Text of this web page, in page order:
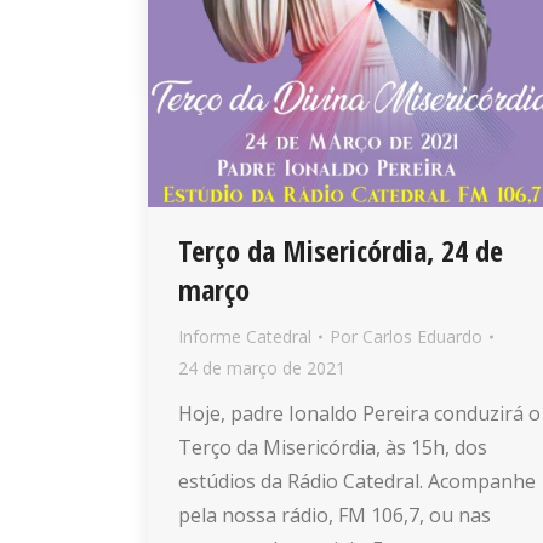
Terço da Misericórdia, 24 de
março
Informe Catedral Por Carlos Eduardo
24 de março de 2021
Hoje, padre Ionaldo Pereira conduzirá o
Terço da Misericórdia, às 15h, dos
estúdios da Rádio Catedral. Acompanhe
pela nossa rádio, FM 106,7, ou nas